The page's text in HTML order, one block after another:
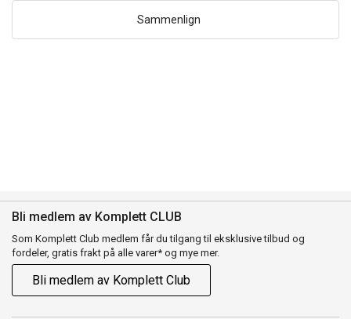
Sammenlign
Bli medlem av Komplett CLUB
Som Komplett Club medlem får du tilgang til eksklusive tilbud og
fordeler, gratis frakt på alle varer* og mye mer.
Bli medlem av Komplett Club